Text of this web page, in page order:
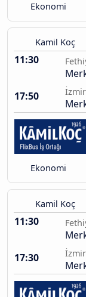
Ekonomi
Kamil Koç
11:30
17:50
İzmir
Ekonomi
Kamil Koç
11:30
17:30
İzmir